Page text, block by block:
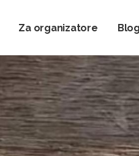
Za organizatore Blog